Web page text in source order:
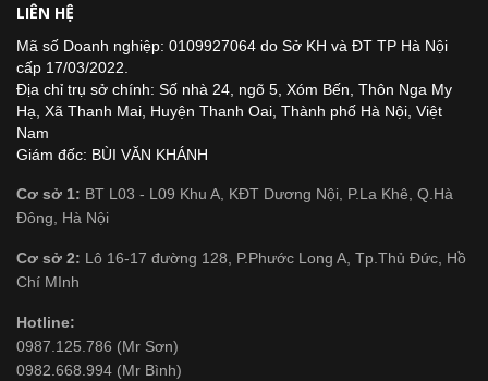
LIÊN HỆ
Mã số Doanh nghiệp: 0109927064 do Sở KH và ĐT TP Hà Nội
cấp 17/03/2022.
Địa chỉ trụ sở chính: Số nhà 24, ngõ 5, Xóm Bến, Thôn Nga My
Hạ, Xã Thanh Mai, Huyện Thanh Oai, Thành phố Hà Nội, Việt
Nam
Giám đốc: BÙI VĂN KHÁNH
Cơ sở 1: BT L03 - L09 Khu A, KĐT Dương Nội, P.La Khê, Q.Hà
Đông, Hà Nội
Cơ sở 2: Lô 16-17 đường 128, P.Phước Long A, Tp.Thủ Đức, Hồ
Chí MInh
Hotline:
0987.125.786 (Mr Sơn)
0982.668.994 (Mr Bình)